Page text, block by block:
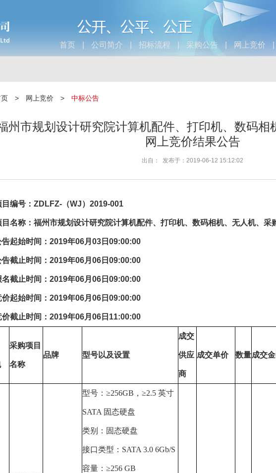
首页 公司简介 招标流程 采购公告 网上竞价
> 网上竞价 > 中标公告
州市规划设计研究院计算机配件、打印机、数码相
网上竞价结果公告
出自： 发布于：2019-06-12 15:12:02
目编号： ZDLFZ- （WJ） 2019-001
目名称：福州市规划设计研究院计算机配件、打印机、数码相机、无人机、采
告起始时间： 2019年06月 03 日 09:00:00
告截止时间： 2019年06月 06 日 09:00:00
名截止时间： 2019年06月 06 日 09:00:00
价起始时间： 2019年06月 06 日 09:00:00
价截止时间： 2019年06月 06 日 11:00:00
采购项目
名称
品牌 型号以及设置
成交
供应
商
成交单价 数量成交
型号： ≥256GB ， ≥2.5 英寸
SATA 固态硬盘
类别：固态硬盘
接口类型： SATA 3.0 6Gb/S
容量： ≥256 GB